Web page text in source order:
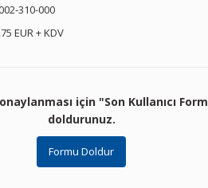
310-000
EUR + KDV
için "Son Kullanıcı
doldurunuz.
Formu Doldur